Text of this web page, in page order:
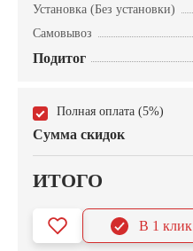
Установка (Без установки)
Самовывоз
Подитог
Полная оплата (5%)
Сумма скидок
ИТОГО
В 1 клик